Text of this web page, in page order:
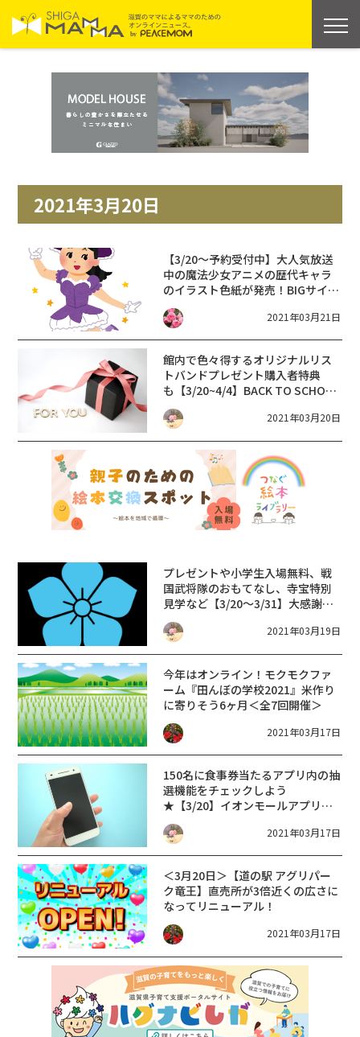
2021年3月20日
【3/20～予約受付中】大人気放送
中の魔法少女アニメの歴代キャラ
のイラスト色紙が発売！BIGサイズ
＆豪華な箔押し仕様！！
2021年03月21日
館内で色々得するオリジナルリス
トバンドプレゼント購入者特典
も 【3/20~4/4】BACK TO SCHOOL
キャンペーン【ＧＡＰピエリ守
山】
2021年03月20日
プレゼントや小学生入場無料、戦
国武将隊のおもてなし、寺宝特別
見学など【3/20～3/31】大感謝キ
ャンペーン【びわ湖大津・光秀大
博覧会】
2021年03月19日
今年はオンライン！モクモクファ
ーム『田んぼの学校2021』米作り
に寄りそう6ヶ月＜全7回開催＞
2021年03月17日
150名に食事券当たるアプリ内の抽
選機能をチェックしよう
★【3/20】イオンモールアプリグ
ルメ抽選会【イオンモール草津】
2021年03月17日
＜3月20日＞【道の駅 アグリパー
ク竜王】直売所が3倍近くの広さに
なってリニューアル！
2021年03月17日